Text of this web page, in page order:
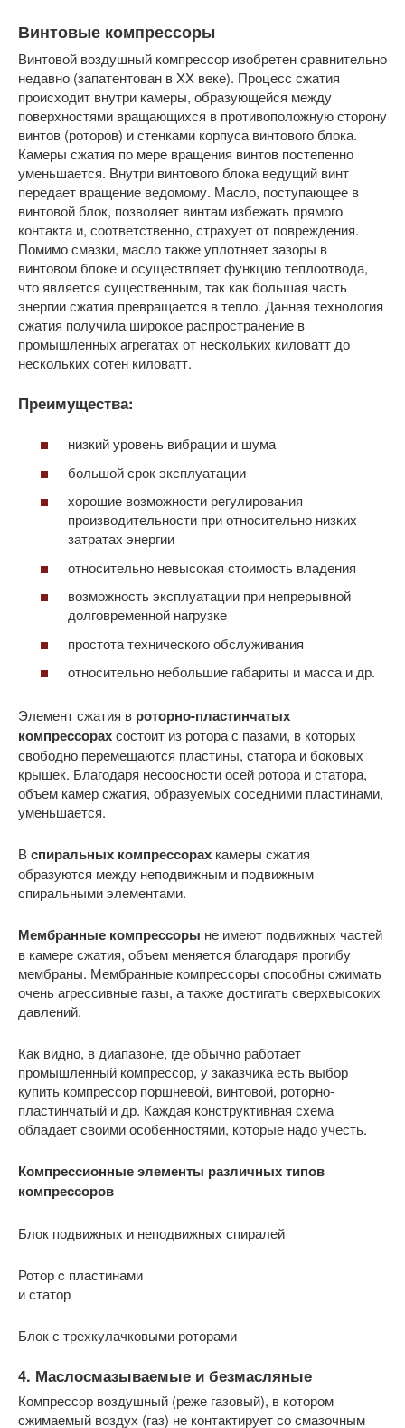
Винтовые компрессоры
Винтовой воздушный компрессор изобретен сравнительно
недавно (запатентован в XX веке). Процесс сжатия
происходит внутри камеры, образующейся между
поверхностями вращающихся в противоположную сторону
винтов (роторов) и стенками корпуса винтового блока.
Камеры сжатия по мере вращения винтов постепенно
уменьшается. Внутри винтового блока ведущий винт
передает вращение ведомому. Масло, поступающее в
винтовой блок, позволяет винтам избежать прямого
контакта и, соответственно, страхует от повреждения.
Помимо смазки, масло также уплотняет зазоры в
винтовом блоке и осуществляет функцию теплоотвода,
что является существенным, так как большая часть
энергии сжатия превращается в тепло. Данная технология
сжатия получила широкое распространение в
промышленных агрегатах от нескольких киловатт до
нескольких сотен киловатт.
Преимущества:
низкий уровень вибрации и шума
большой срок эксплуатации
хорошие возможности регулирования
производительности при относительно низких
затратах энергии
относительно невысокая стоимость владения
возможность эксплуатации при непрерывной
долговременной нагрузке
простота технического обслуживания
относительно небольшие габариты и масса и др.
Элемент сжатия в роторно-пластинчатых
компрессорахсостоит из ротора с пазами, в которых
свободно перемещаются пластины, статора и боковых
крышек. Благодаря несоосности осей ротора и статора,
объем камер сжатия, образуемых соседними пластинами,
уменьшается.
Вспиральных компрессорах камеры сжатия
образуются между неподвижным и подвижным
спиральными элементами.
Мембранные компрессоры не имеют подвижных частей
в камере сжатия, объем меняется благодаря прогибу
мембраны. Мембранные компрессоры способны сжимать
очень агрессивные газы, а также достигать сверхвысоких
давлений.
Как видно, в диапазоне, где обычно работает
промышленный компрессор, у заказчика есть выбор
купить компрессор поршневой, винтовой, роторно-
пластинчатый и др. Каждая конструктивная схема
обладает своими особенностями, которые надо учесть.
Компрессионные элементы различных типов
компрессоров
Блок подвижных и неподвижных спиралей
Ротор c пластинами
и статор
Блок с трехкулачковыми роторами
4. Маслосмазываемые и безмасляные
Компрессор воздушный (реже газовый), в котором
сжимаемый воздух (газ) не контактирует со смазочным